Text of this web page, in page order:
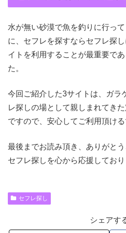
水が無い砂漠で魚を釣りに行っ
に、セフレを探すならセフレ探
イトを利用することが最重要で
た。
今回ご紹介した3サイトは、ガラ
レ探しの場として親しまれてき
ですので、安心してご利用頂ける
最後までお読み頂き、ありがと
セフレ探しを心から応援しており
セフレ探し
シェアす